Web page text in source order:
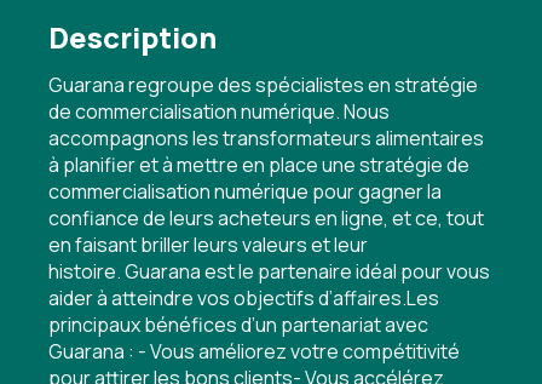
Description
Guarana regroupe des spécialistes en stratégie
de commercialisation numérique. Nous
accompagnons les transformateurs alimentaires
à planifier et à mettre en place une stratégie de
commercialisation numérique pour gagner la
confiance de leurs acheteurs en ligne, et ce, tout
en faisant briller leurs valeurs et leur
histoire. Guarana est le partenaire idéal pour vous
aider à atteindre vos objectifs d’affaires.Les
principaux bénéfices d’un partenariat avec
Guarana : - Vous améliorez votre compétitivité
pour attirer les bons clients- Vous accélérez